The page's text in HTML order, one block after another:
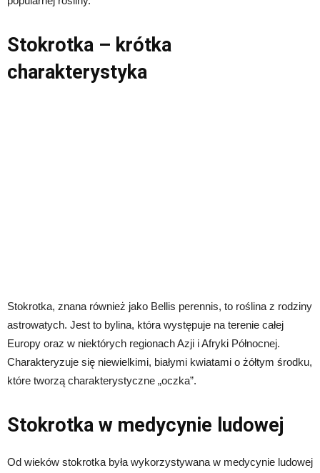
Stokrotka – krótka
charakterystyka
Stokrotka, znana również jako Bellis perennis, to roślina z rodziny
astrowatych. Jest to bylina, która występuje na terenie całej
Europy oraz w niektórych regionach Azji i Afryki Północnej.
Charakteryzuje się niewielkimi, białymi kwiatami o żółtym środku,
które tworzą charakterystyczne „oczka”.
Stokrotka w medycynie ludowej
Od wieków stokrotka była wykorzystywana w medycynie ludowej